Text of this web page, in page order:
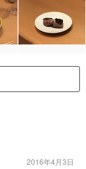
2016年4月3日